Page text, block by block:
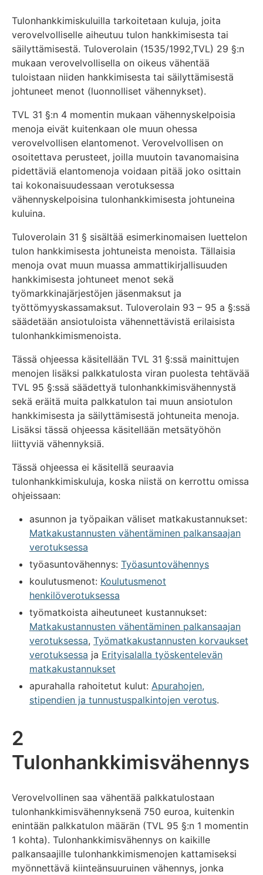
Tulonhankkimiskuluilla tarkoitetaan kuluja, joita
verovelvolliselle aiheutuu tulon hankkimisesta tai
säilyttämisestä. Tuloverolain (1535/1992,TVL) 29 §:n
mukaan verovelvollisella on oikeus vähentää
tuloistaan niiden hankkimisesta tai säilyttämisestä
johtuneet menot (luonnolliset vähennykset).
TVL 31 §:n 4 momentin mukaan vähennyskelpoisia
menoja eivät kuitenkaan ole muun ohessa
verovelvollisen elantomenot. Verovelvollisen on
osoitettava perusteet, joilla muutoin tavanomaisina
pidettäviä elantomenoja voidaan pitää joko osittain
tai kokonaisuudessaan verotuksessa
vähennyskelpoisina tulonhankkimisesta johtuneina
kuluina.
Tuloverolain 31 § sisältää esimerkinomaisen luettelon
tulon hankkimisesta johtuneista menoista. Tällaisia
menoja ovat muun muassa ammattikirjallisuuden
hankkimisesta johtuneet menot sekä
työmarkkinajärjestöjen jäsenmaksut ja
työttömyyskassamaksut. Tuloverolain 93 – 95 a §:ssä
säädetään ansiotuloista vähennettävistä erilaisista
tulonhankkimismenoista.
Tässä ohjeessa käsitellään TVL 31 §:ssä mainittujen
menojen lisäksi palkkatulosta viran puolesta tehtävää
TVL 95 §:ssä säädettyä tulonhankkimisvähennystä
sekä eräitä muita palkkatulon tai muun ansiotulon
hankkimisesta ja säilyttämisestä johtuneita menoja.
Lisäksi tässä ohjeessa käsitellään metsätyöhön
liittyviä vähennyksiä.
Tässä ohjeessa ei käsitellä seuraavia
tulonhankkimiskuluja, koska niistä on kerrottu omissa
ohjeissaan:
asunnon ja työpaikan väliset matkakustannukset:
Matkakustannusten vähentäminen palkansaajan
verotuksessa
työasuntovähennys: Työasuntovähennys
koulutusmenot: Koulutusmenot
henkilöverotuksessa
työmatkoista aiheutuneet kustannukset:
Matkakustannusten vähentäminen palkansaajan
verotuksessa, Työmatkakustannusten korvaukset
verotuksessa ja Erityisalalla työskentelevän
matkakustannukset
apurahalla rahoitetut kulut: Apurahojen,
stipendien ja tunnustuspalkintojen verotus.
2
Tulonhankkimisvähennys
Verovelvollinen saa vähentää palkkatulostaan
tulonhankkimisvähennyksenä 750 euroa, kuitenkin
enintään palkkatulon määrän (TVL 95 §:n 1 momentin
1 kohta). Tulonhankkimisvähennys on kaikille
palkansaajille tulonhankkimismenojen kattamiseksi
myönnettävä kiinteänsuuruinen vähennys, jonka